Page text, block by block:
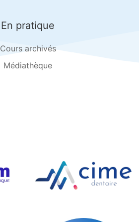
En pratique
Cours archivés
Médiathèque